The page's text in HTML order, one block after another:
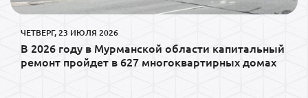
ЧЕТВЕРГ, 23 ИЮЛЯ 2026
В 2026 году в Мурманской области капитальный
ремонт пройдет в 627 многоквартирных домах